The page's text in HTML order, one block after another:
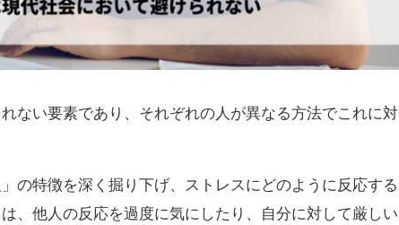
ない要素であり、それぞれの人が異なる方法でこれに対
の特徴を深く掘り下げ、ストレスにどのように反応する
、他人の反応を過度に気にしたり、自分に対して厳しい